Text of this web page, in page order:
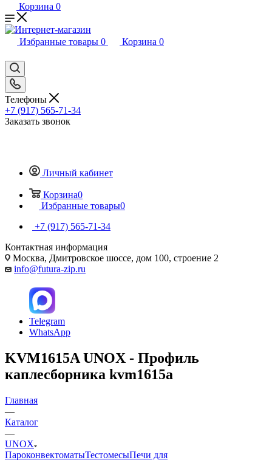
Корзина 0
Избранные товары 0 Корзина 0
Телефоны
+7 (917) 565-71-34
Заказать звонок
Личный кабинет
Корзина0
Избранные товары0
+7 (917) 565-71-34
Контактная информация
Москва, Дмитровское шоссе, дом 100, строение 2
info@futura-zip.ru
Telegram
WhatsApp
KVM1615A UNOX - Профиль
каплесборника kvm1615a
Главная
—
Каталог
—
UNOX
ПароконвектоматыТестомесыПечи для